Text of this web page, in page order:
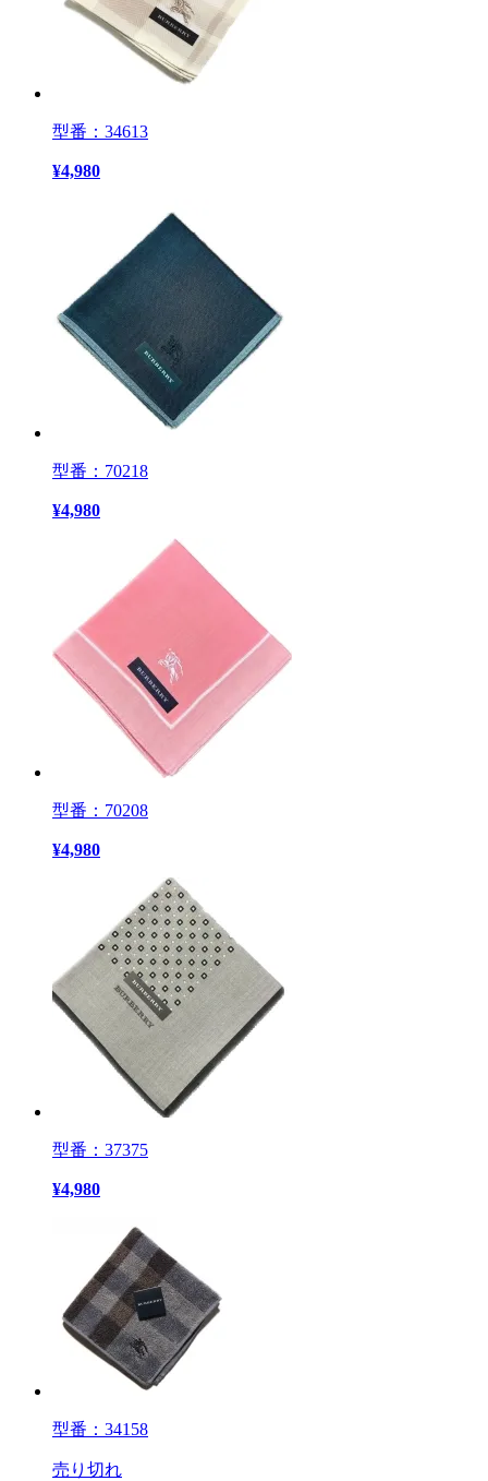
型番：34613
¥4,980
型番：70218
¥4,980
型番：70208
¥4,980
型番：37375
¥4,980
型番：34158
売り切れ